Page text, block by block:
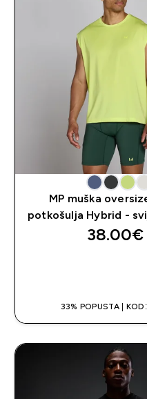
MP muška
potkošulja Hybrid -
38.00€‎
33% POPUSTA |